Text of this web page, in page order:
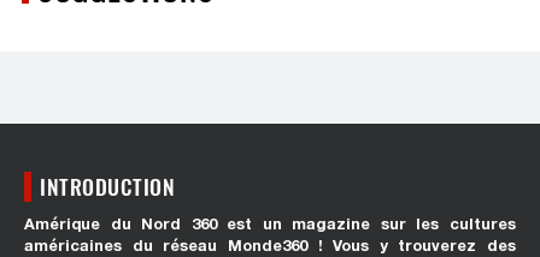
INTRODUCTION
Amérique du Nord 360 est un magazine sur les cultures
américaines du réseau Monde360 ! Vous y trouverez des